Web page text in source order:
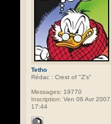
Tetho
Rédac : Crest of "Z's"
Messages: 19770
Inscription: Ven 06 Avr 2007,
17:44